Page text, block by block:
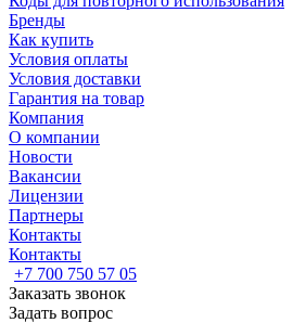
Бренды
Как купить
Условия оплаты
Условия доставки
Гарантия на товар
Компания
О компании
Новости
Вакансии
Лицензии
Партнеры
Контакты
Контакты
+7 700 750 57 05
Заказать звонок
Задать вопрос